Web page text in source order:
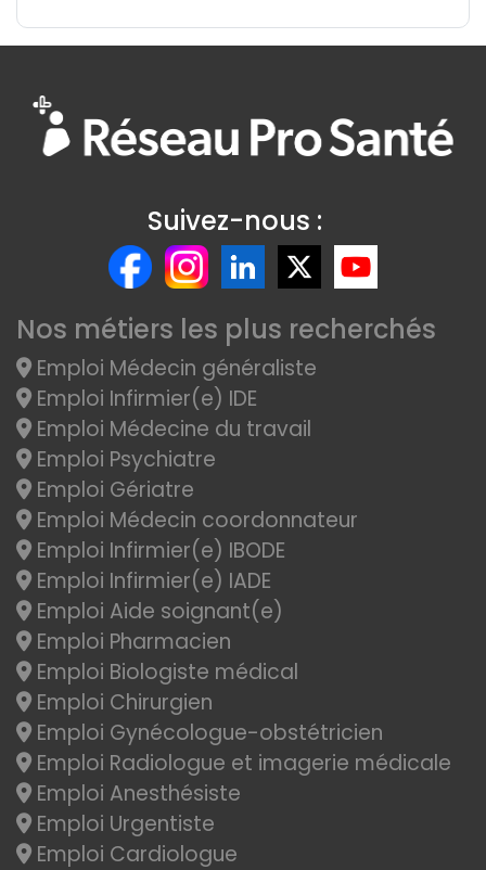
Suivez-nous :
Nos métiers les plus recherchés
Emploi Médecin généraliste
Emploi Infirmier(e) IDE
Emploi Médecine du travail
Emploi Psychiatre
Emploi Gériatre
Emploi Médecin coordonnateur
Emploi Infirmier(e) IBODE
Emploi Infirmier(e) IADE
Emploi Aide soignant(e)
Emploi Pharmacien
Emploi Biologiste médical
Emploi Chirurgien
Emploi Gynécologue-obstétricien
Emploi Radiologue et imagerie médicale
Emploi Anesthésiste
Emploi Urgentiste
Emploi Cardiologue